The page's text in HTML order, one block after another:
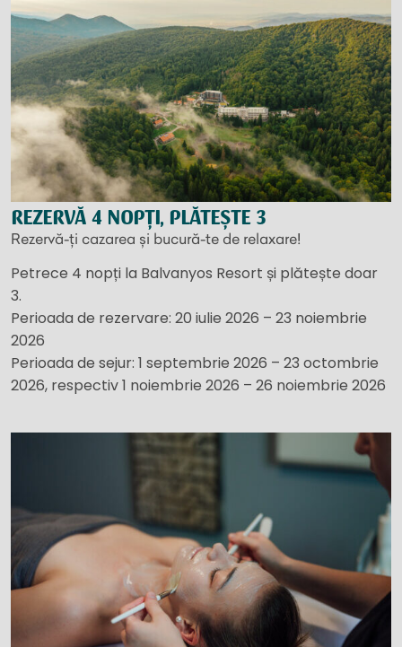
REZERVĂ 4 NOPȚI, PLĂTEȘTE 3
Rezervă-ți cazarea și bucură-te de relaxare!
Petrece 4 nopți la Balvanyos Resort și plătește doar
3.
Perioada de rezervare: 20 iulie 2026 – 23 noiembrie
2026
Perioada de sejur: 1 septembrie 2026 – 23 octombrie
2026, respectiv 1 noiembrie 2026 – 26 noiembrie 2026